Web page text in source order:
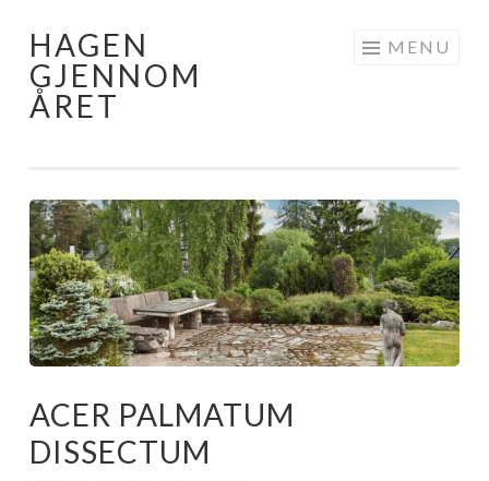
Skip
to
content
HAGEN
GJENNOM
ÅRET
MENU
ACER PALMATUM
DISSECTUM